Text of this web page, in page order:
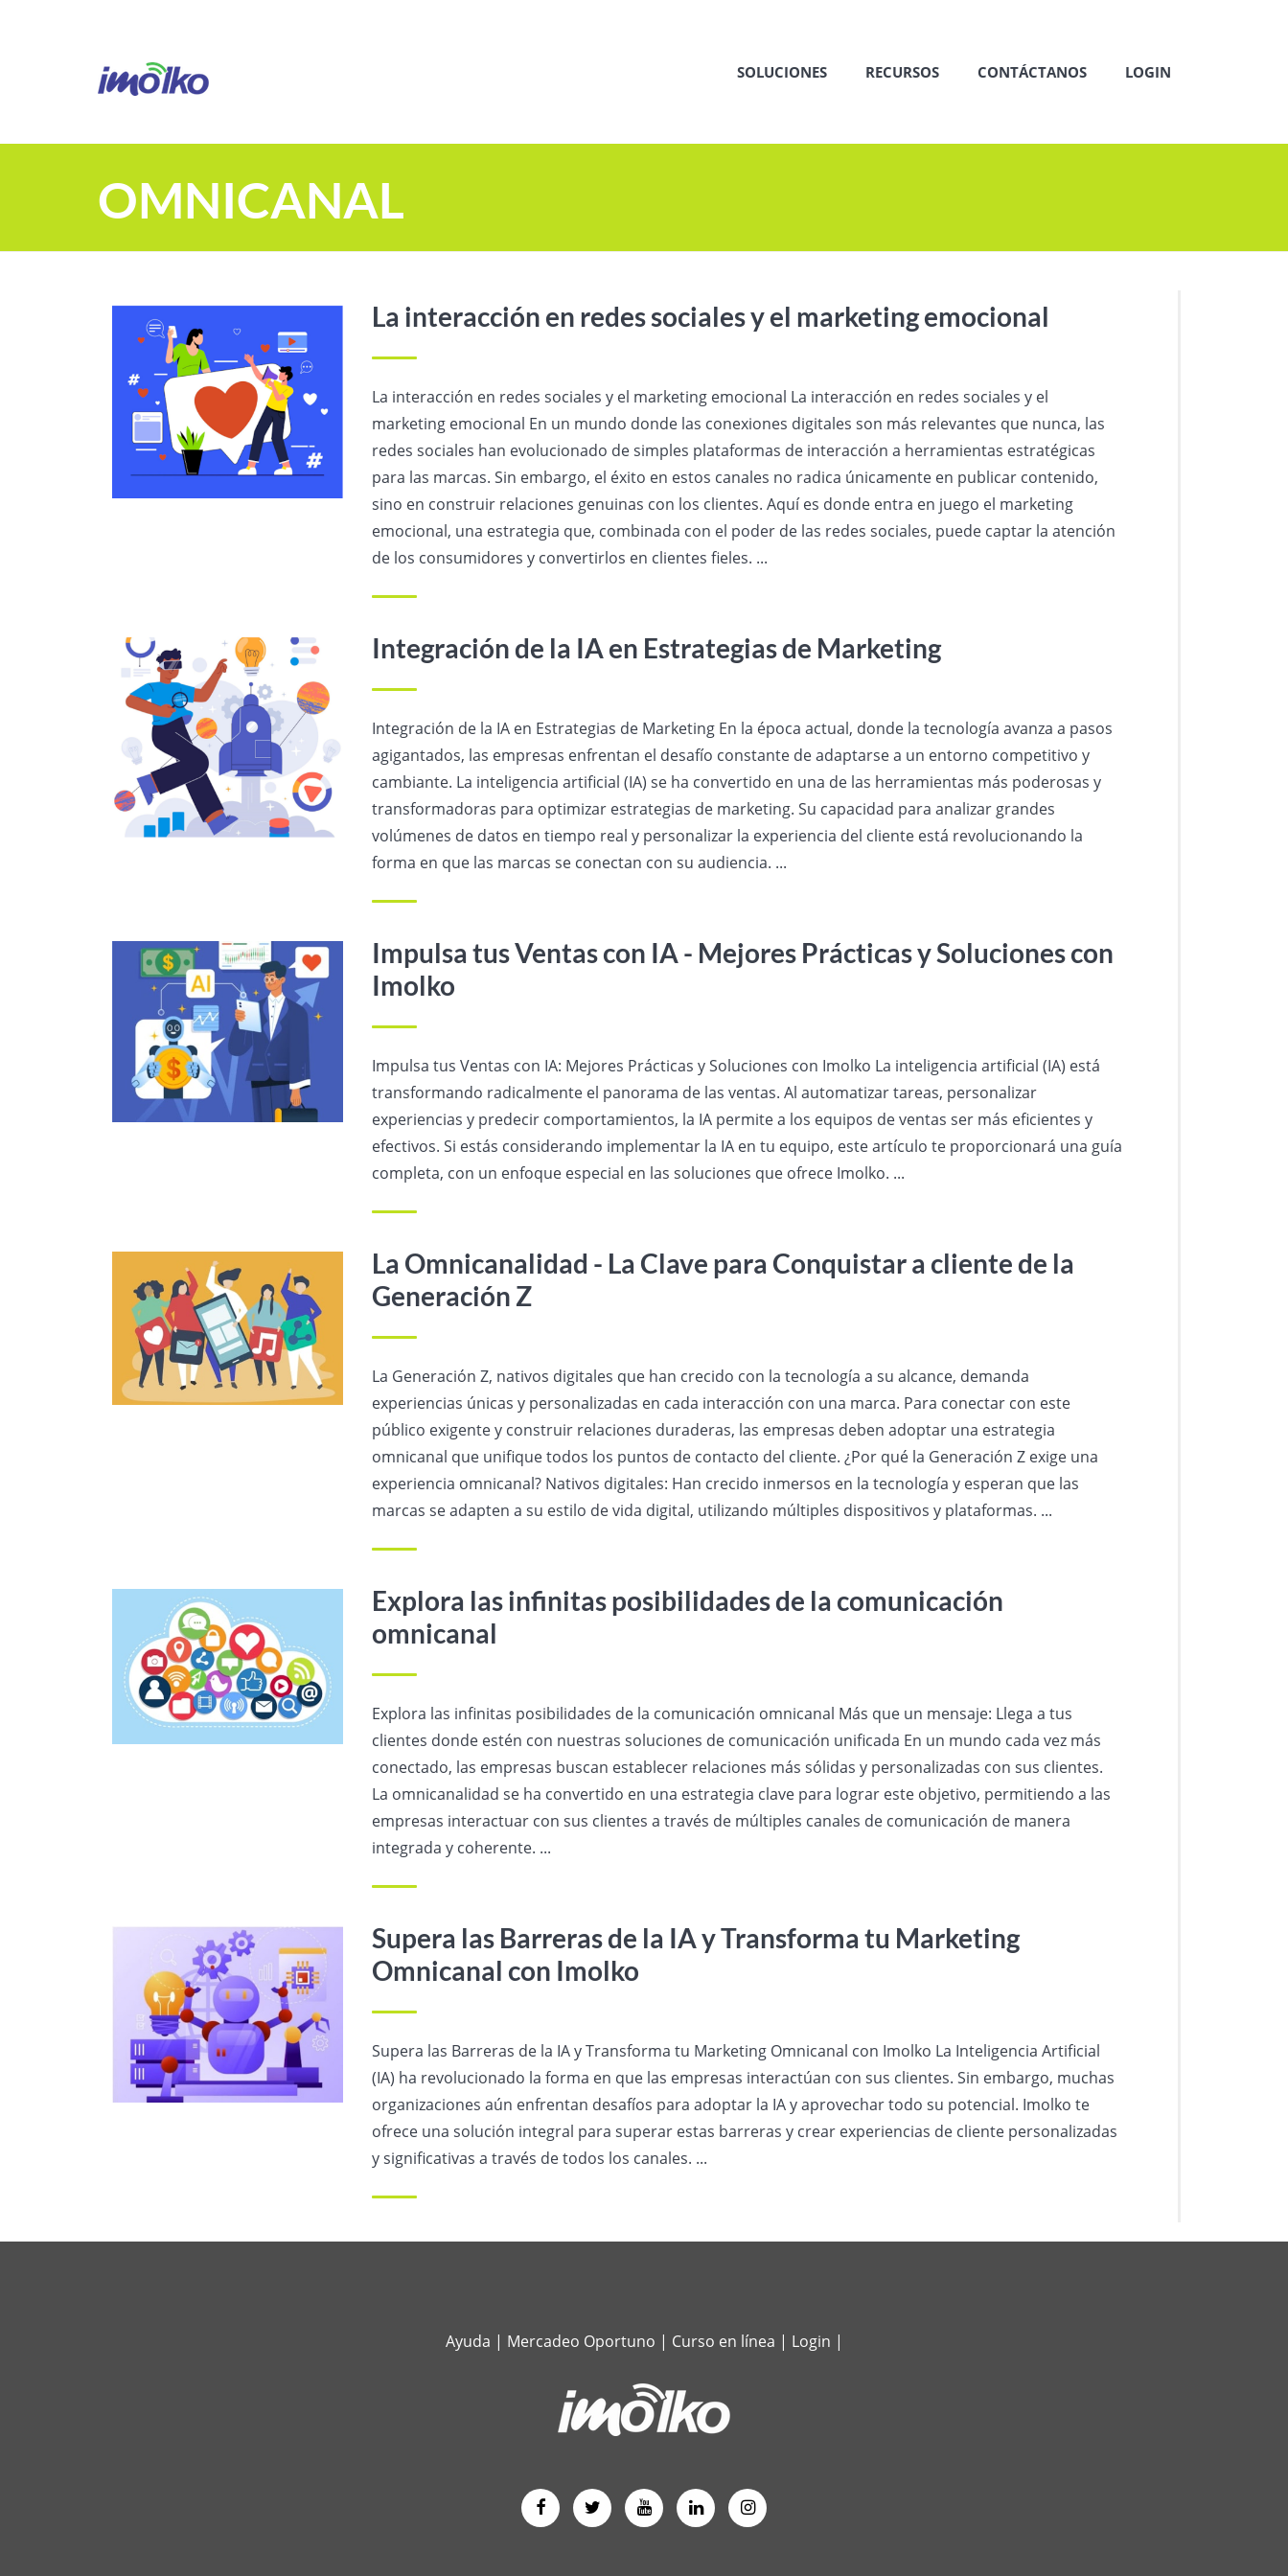
SOLUCIONES RECURSOS CONTÁCTANOS LOGIN
OMNICANAL
La interacción en redes sociales y el marketing emocional
La interacción en redes sociales y el marketing emocional La interacción en redes sociales y el
marketing emocional En un mundo donde las conexiones digitales son más relevantes que nunca, las
redes sociales han evolucionado de simples plataformas de interacción a herramientas estratégicas
para las marcas. Sin embargo, el éxito en estos canales no radica únicamente en publicar contenido,
sino en construir relaciones genuinas con los clientes. Aquí es donde entra en juego el marketing
emocional, una estrategia que, combinada con el poder de las redes sociales, puede captar la atención
de los consumidores y convertirlos en clientes fieles. ...
Integración de la IA en Estrategias de Marketing
Integración de la IA en Estrategias de Marketing En la época actual, donde la tecnología avanza a pasos
agigantados, las empresas enfrentan el desafío constante de adaptarse a un entorno competitivo y
cambiante. La inteligencia artificial (IA) se ha convertido en una de las herramientas más poderosas y
transformadoras para optimizar estrategias de marketing. Su capacidad para analizar grandes
volúmenes de datos en tiempo real y personalizar la experiencia del cliente está revolucionando la
forma en que las marcas se conectan con su audiencia. ...
Impulsa tus Ventas con IA - Mejores Prácticas y Soluciones con
Imolko
Impulsa tus Ventas con IA: Mejores Prácticas y Soluciones con Imolko La inteligencia artificial (IA) está
transformando radicalmente el panorama de las ventas. Al automatizar tareas, personalizar
experiencias y predecir comportamientos, la IA permite a los equipos de ventas ser más eficientes y
efectivos. Si estás considerando implementar la IA en tu equipo, este artículo te proporcionará una guía
completa, con un enfoque especial en las soluciones que ofrece Imolko. ...
La Omnicanalidad - La Clave para Conquistar a cliente de la
Generación Z
La Generación Z, nativos digitales que han crecido con la tecnología a su alcance, demanda
experiencias únicas y personalizadas en cada interacción con una marca. Para conectar con este
público exigente y construir relaciones duraderas, las empresas deben adoptar una estrategia
omnicanal que unifique todos los puntos de contacto del cliente. ¿Por qué la Generación Z exige una
experiencia omnicanal? Nativos digitales: Han crecido inmersos en la tecnología y esperan que las
marcas se adapten a su estilo de vida digital, utilizando múltiples dispositivos y plataformas. ...
Explora las infinitas posibilidades de la comunicación
omnicanal
Explora las infinitas posibilidades de la comunicación omnicanal Más que un mensaje: Llega a tus
clientes donde estén con nuestras soluciones de comunicación unificada En un mundo cada vez más
conectado, las empresas buscan establecer relaciones más sólidas y personalizadas con sus clientes.
La omnicanalidad se ha convertido en una estrategia clave para lograr este objetivo, permitiendo a las
empresas interactuar con sus clientes a través de múltiples canales de comunicación de manera
integrada y coherente. ...
Supera las Barreras de la IA y Transforma tu Marketing
Omnicanal con Imolko
Supera las Barreras de la IA y Transforma tu Marketing Omnicanal con Imolko La Inteligencia Artificial
(IA) ha revolucionado la forma en que las empresas interactúan con sus clientes. Sin embargo, muchas
organizaciones aún enfrentan desafíos para adoptar la IA y aprovechar todo su potencial. Imolko te
ofrece una solución integral para superar estas barreras y crear experiencias de cliente personalizadas
y significativas a través de todos los canales. ...
Ayuda | Mercadeo Oportuno | Curso en línea | Login |